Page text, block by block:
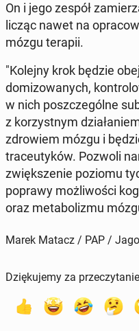
On i jego zespół
licząc nawet na
mózgu terapii.
"Kolejny krok będzie
do­mi­zo­wa­nych,
w nich po­szcze­gól­ne
z ko­rzyst­nym
zdro­wiem mózgu i
tra­ceu­ty­ków. Pozwoli
zwięk­sze­nie poziomu
poprawy moż­li­wo­ści
oraz me­ta­bo­li­zmu
Marek Matacz / PAP /
Dziękujemy za